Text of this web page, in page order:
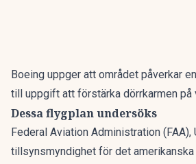
Boeing uppger att området påverkar
till uppgift att förstärka dörrkarmen på
Dessa flygplan undersöks
Federal Aviation Administration (FAA),
tillsynsmyndighet för det amerikanska